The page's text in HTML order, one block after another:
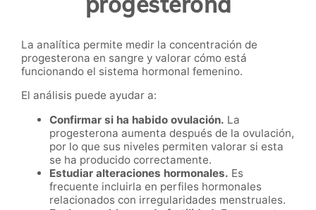
La analítica permite medir la concentración de
progesterona en sangre y valorar cómo está
funcionando el sistema hormonal femenino.
El análisis puede ayudar a:
Confirmar si ha habido ovulación. La
progesterona aumenta después de la ovulación,
por lo que sus niveles permiten valorar si esta
se ha producido correctamente.
Estudiar alteraciones hormonales. Es
frecuente incluirla en perfiles hormonales
relacionados con irregularidades menstruales.